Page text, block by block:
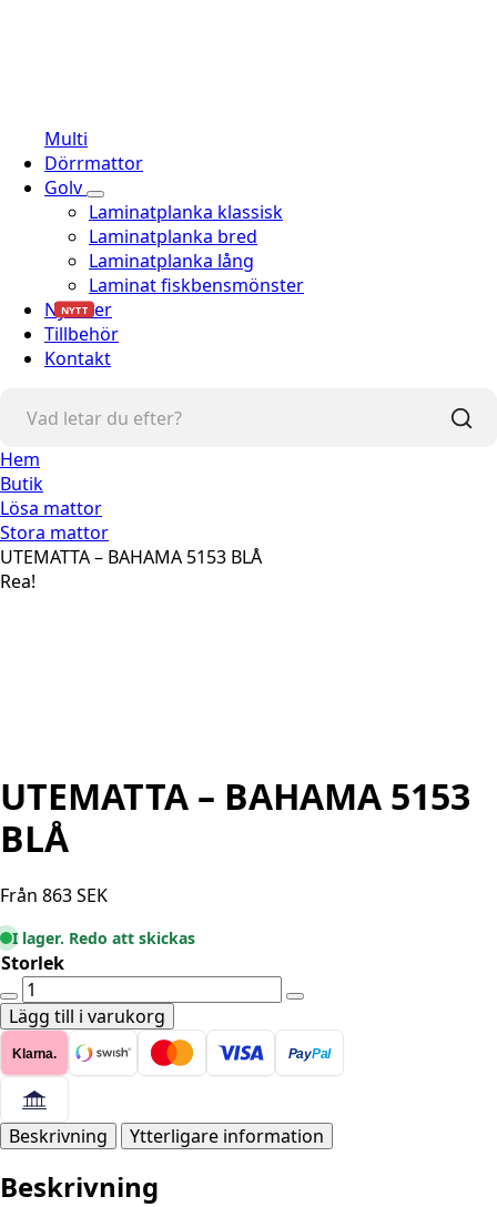
Multi
Dörrmattor
Golv
Laminatplanka klassisk
Laminatplanka bred
Laminatplanka lång
Laminat fiskbensmönster
Nyheter
NYTT
Tillbehör
Kontakt
Hem
Butik
Lösa mattor
Stora mattor
UTEMATTA – BAHAMA 5153 BLÅ
Rea!
UTEMATTA – BAHAMA 5153
BLÅ
Från 863SEK
I lager. Redo att skickas
Storlek
UTEMATTA
-
BAHAMA
5153
BLÅ
mängd
Lägg till i varukorg
Klarna. PayPal
Beskrivning Ytterligare information
Beskrivning